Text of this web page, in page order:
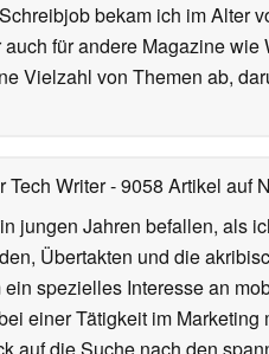
bekam ich im Alter
für andere Magazine
Vielzahl von Themen ab,
Tech Writer- 9058 Artikel auf
jungen Jahren befallen, als
Übertakten und die
spezielles Interesse an
einer Tätigkeit im